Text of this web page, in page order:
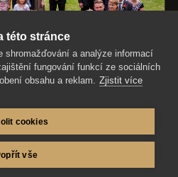
této stránce
shromažďování a analýze informací
fungování funkcí ze sociálních
obsahu a reklam. Zjistit více
cookies
vše